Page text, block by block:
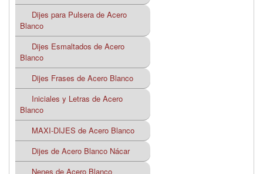
Dijes para Pulsera de Acero
Blanco
Dijes Esmaltados de Acero
Blanco
Dijes Frases de Acero Blanco
Iniciales y Letras de Acero
Blanco
MAXI-DIJES de Acero Blanco
Dijes de Acero Blanco Nácar
Nenes de Acero Blanco